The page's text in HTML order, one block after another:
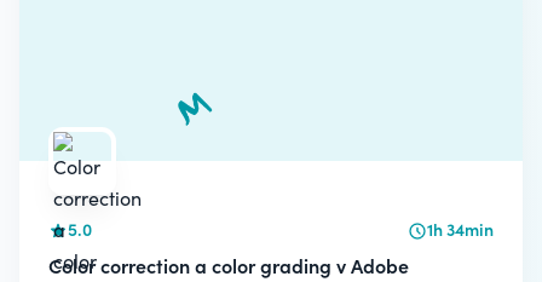
5.0 1h 34min
Color correction a color grading v Adobe